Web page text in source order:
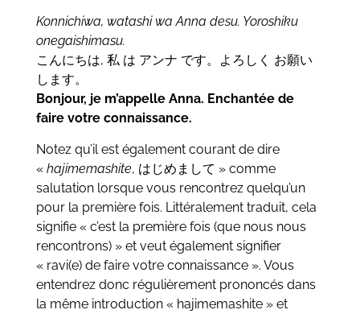
Konnichiwa, watashi wa Anna desu. Yoroshiku
onegaishimasu.
こんにちは, 私 は アンナ です。よろしく お願い
します。
Bonjour, je m’appelle Anna. Enchantée de
faire votre connaissance.
Notez qu’il est également courant de dire
« hajimemashite, はじめまして » comme
salutation lorsque vous rencontrez quelqu’un
pour la première fois. Littéralement traduit, cela
signifie « c’est la première fois (que nous nous
rencontrons) » et veut également signifier
« ravi(e) de faire votre connaissance ». Vous
entendrez donc régulièrement prononcés dans
la même introduction « hajimemashite » et